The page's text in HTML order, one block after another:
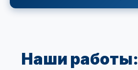
Наши работы: